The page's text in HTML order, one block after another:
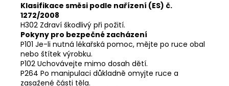
Klasifikace směsi podle nařízení (ES) č.
1272/2008
H302 Zdraví škodlivý při požití.
Pokyny pro bezpečné zacházení
P101 Je-li nutná lékařská pomoc, mějte po ruce obal
nebo štítek výrobku.
P102 Uchovávejte mimo dosah dětí.
P264 Po manipulaci důkladně omyjte ruce a
zasažené části těla.